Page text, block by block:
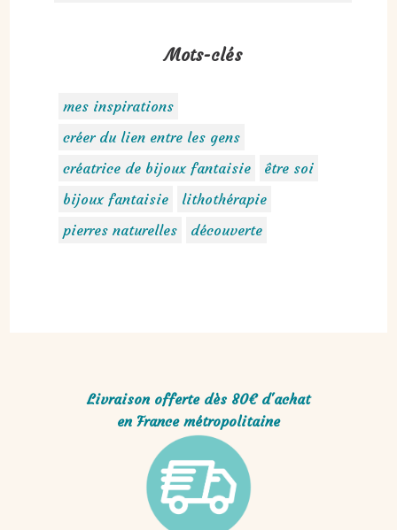
Mots-clés
mes inspirations
créer du lien entre les gens
créatrice de bijoux fantaisie
être soi
bijoux fantaisie
lithothérapie
pierres naturelles
découverte
Livraison offerte dès 80€ d'achat
en France métropolitaine